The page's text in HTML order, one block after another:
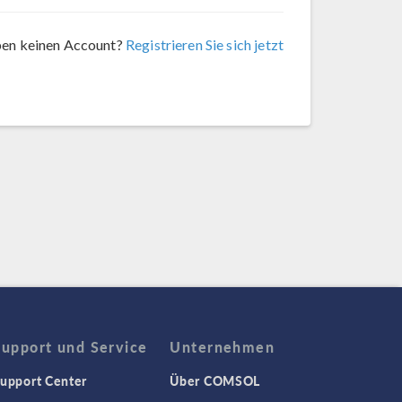
keinen Account? Registrieren Sie sich jetzt
und Service
Center
Unternehmen
Über COMSOL